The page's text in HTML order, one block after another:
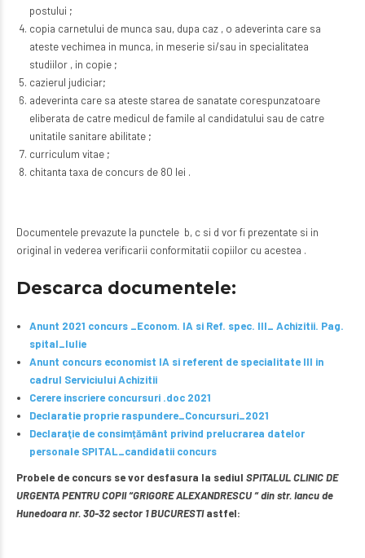
postului ;
copia carnetului de munca sau, dupa caz , o adeverinta care sa
ateste vechimea in munca, in meserie si/sau in specialitatea
studiilor , in copie ;
cazierul judiciar;
adeverinta care sa ateste starea de sanatate corespunzatoare
eliberata de catre medicul de famile al candidatului sau de catre
unitatile sanitare abilitate ;
curriculum vitae ;
chitanta taxa de concurs de 80 lei .
Documentele prevazute la punctele b, c si d vor fi prezentate si in
original in vederea verificarii conformitatii copiilor cu acestea .
Descarca documentele:
Anunt 2021 concurs _Econom. IA si Ref. spec. III_ Achizitii. Pag.
spital_Iulie
Anunt concurs economist IA si referent de specialitate III in
cadrul Serviciului Achizitii
Cerere inscriere concursuri .doc 2021
Declaratie proprie raspundere_Concursuri_2021
Declaraţie de consimțământ privind prelucrarea datelor
personale SPITAL_candidatii concurs
Probele de concurs se vor desfasura la sediul SPITALUL CLINIC DE
URGENTA PENTRU COPII “GRIGORE ALEXANDRESCU “ din str. Iancu de
Hunedoara nr. 30-32 sector 1 BUCURESTIastfel: